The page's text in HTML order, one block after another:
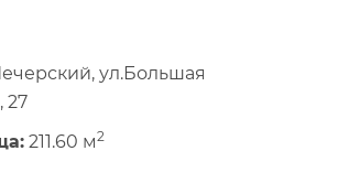
ул.Большая
27
211.60 м2